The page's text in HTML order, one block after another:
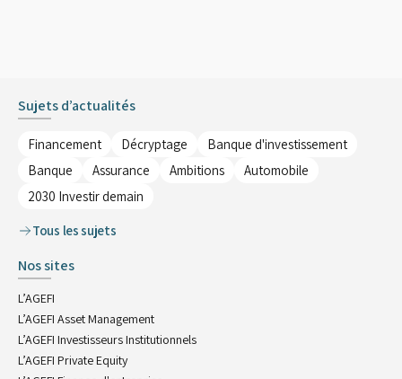
Sujets d’actualités
Financement Décryptage
Banque d'investissement
Banque
Assurance Ambitions
Automobile
2030 Investir demain
Tous les sujets
Nos sites
L’AGEFI
L’AGEFI Asset Management
L’AGEFI Investisseurs Institutionnels
L’AGEFI Private Equity